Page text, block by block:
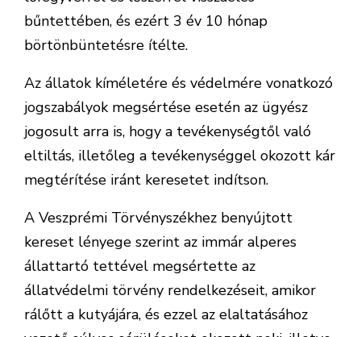
bűntettében, és ezért 3 év 10 hónap
börtönbüntetésre ítélte.
Az állatok kíméletére és védelmére vonatkozó
jogszabályok megsértése esetén az ügyész
jogosult arra is, hogy a tevékenységtől való
eltiltás, illetőleg a tevékenységgel okozott kár
megtérítése iránt keresetet indítson.
A Veszprémi Törvényszékhez benyújtott
kereset lényege szerint az immár alperes
állattartó tettével megsértette az
állatvédelmi törvény rendelkezéseit, amikor
rálőtt a kutyájára, és ezzel az elaltatásához